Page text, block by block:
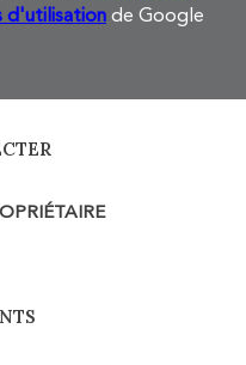
d'utilisation de Google